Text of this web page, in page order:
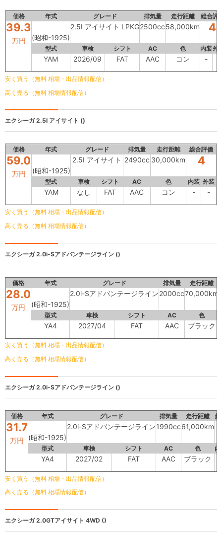
価格 年式 グレード 排気量 走行距離 総合評
39.3
万円 (昭和-1925)
2.5I アイサイト LPKG2500cc58,000km 4
型式 車検 シフト AC 色 内装外
YAM 2026/09 FAT AAC コン -
安く買う（無料 相場・出品情報配信）
高く売る（無料 相場情報配信）
エクシーガ2.5I アイサイト ()
価格 年式 グレード 排気量 走行距離 総合評価
59.0
万円 (昭和-1925)
2.5I アイサイト 2490cc 30,000km 4
型式 車検 シフト AC 色 内装 外装
YAM なし FAT AAC コン - -
安く買う（無料 相場・出品情報配信）
高く売る（無料 相場情報配信）
エクシーガ2.0i-Sアドバンテージライン ()
価格 年式 グレード 排気量 走行距離
28.0
万円 (昭和-1925)
2.0i-Sアドバンテージライン2000cc70,000km
型式 車検 シフト AC 色
YA4 2027/04 FAT AAC ブラック
安く買う（無料 相場・出品情報配信）
高く売る（無料 相場情報配信）
エクシーガ2.0i-Sアドバンテージライン ()
価格 年式 グレード 排気量 走行距離
31.7
万円 (昭和-1925)
2.0i-Sアドバンテージライン1990cc61,000km
型式 車検 シフト AC 色 内
YA4 2027/02 FAT AAC ブラック
安く買う（無料 相場・出品情報配信）
高く売る（無料 相場情報配信）
エクシーガ2.0GTアイサイト 4WD ()